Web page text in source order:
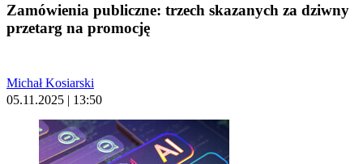
Zamówienia publiczne: trzech skazanych za dziwny
przetarg na promocję
Michał Kosiarski
05.11.2025 | 13:50